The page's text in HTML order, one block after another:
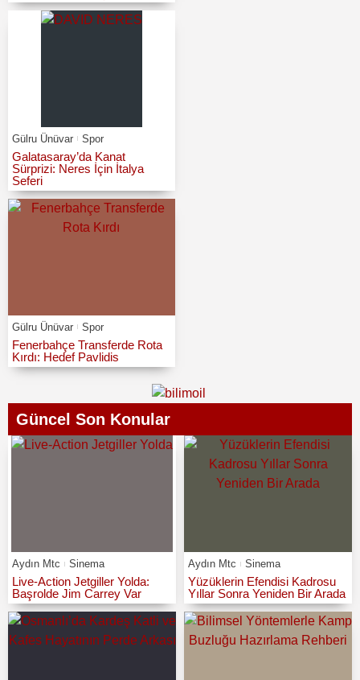
Gülru Ünüvar Spor
Galatasaray’da Kanat
Sürprizi: Neres İçin İtalya
Seferi
Gülru Ünüvar Spor
Fenerbahçe Transferde Rota
Kırdı: Hedef Pavlidis
Güncel Son Konular
Aydın Mtc Sinema
Live-Action Jetgiller Yolda:
Başrolde Jim Carrey Var
Aydın Mtc Sinema
Yüzüklerin Efendisi Kadrosu
Yıllar Sonra Yeniden Bir Arada